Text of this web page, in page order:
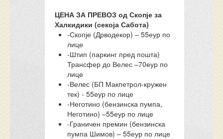
ЦЕНА ЗА ПРЕВОЗ од Скопје за
Халкидики (секоја Сабота)
-Скопје (Дрводекор) – 55еур по
лице
-Штип (паркинг пред пошта)
Трансфер до Велес –70еур по
лице
-Велес (БП Макпетрол-кружен
тек) - 55еур по лице
-Неготино (бензинска пумпа,
Неготино) –55еур по лице
-Граничен премин (бензинска
пумпа Шимов) – 55еур по лице